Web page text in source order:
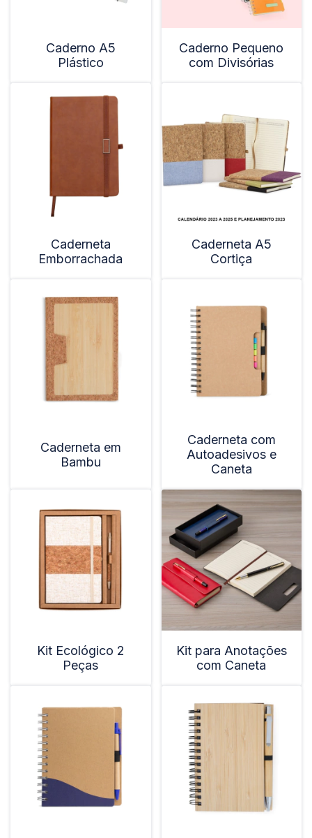
Caderno A5
Plástico
Caderno Pequeno
com Divisórias
Caderneta
Emborrachada
Caderneta A5
Cortiça
Caderneta em
Bambu
Caderneta com
Autoadesivos e
Caneta
Kit Ecológico 2
Peças
Kit para Anotações
com Caneta